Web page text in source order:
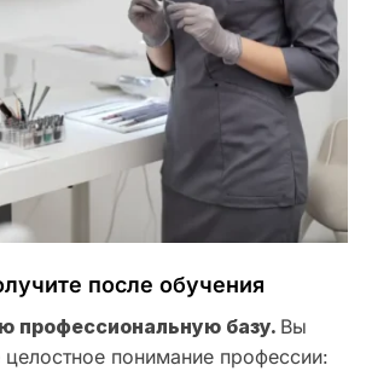
после обучения
профессиональную базу. Вы
целостное понимание профессии: